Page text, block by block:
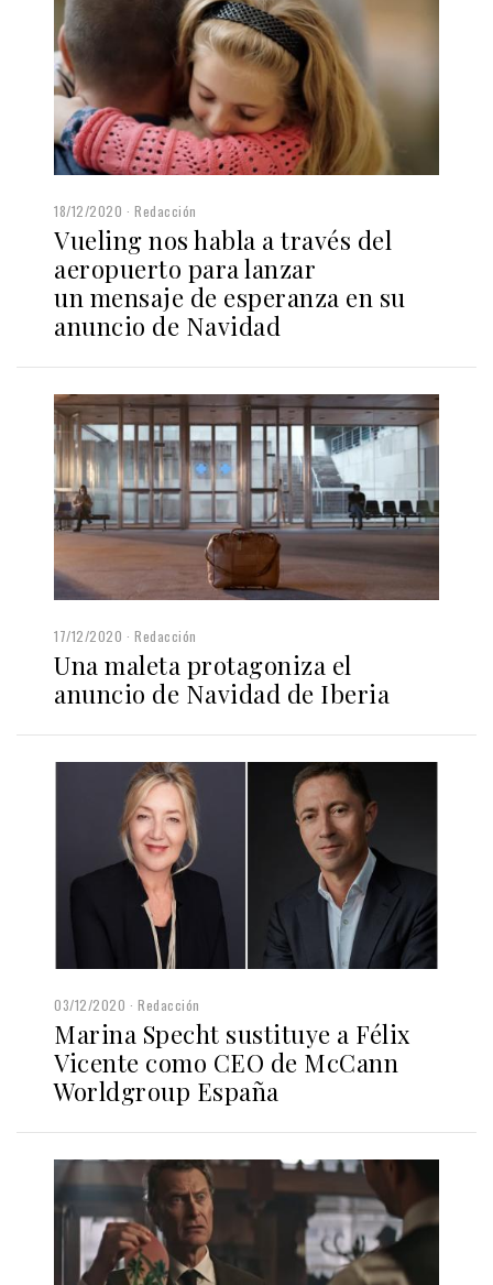
18/12/2020 Redacción
Vueling nos habla a través del
aeropuerto para lanzar
un mensaje de esperanza en su
anuncio de Navidad
17/12/2020 Redacción
Una maleta protagoniza el
anuncio de Navidad de Iberia
03/12/2020 Redacción
Marina Specht sustituye a Félix
Vicente como CEO de McCann
Worldgroup España